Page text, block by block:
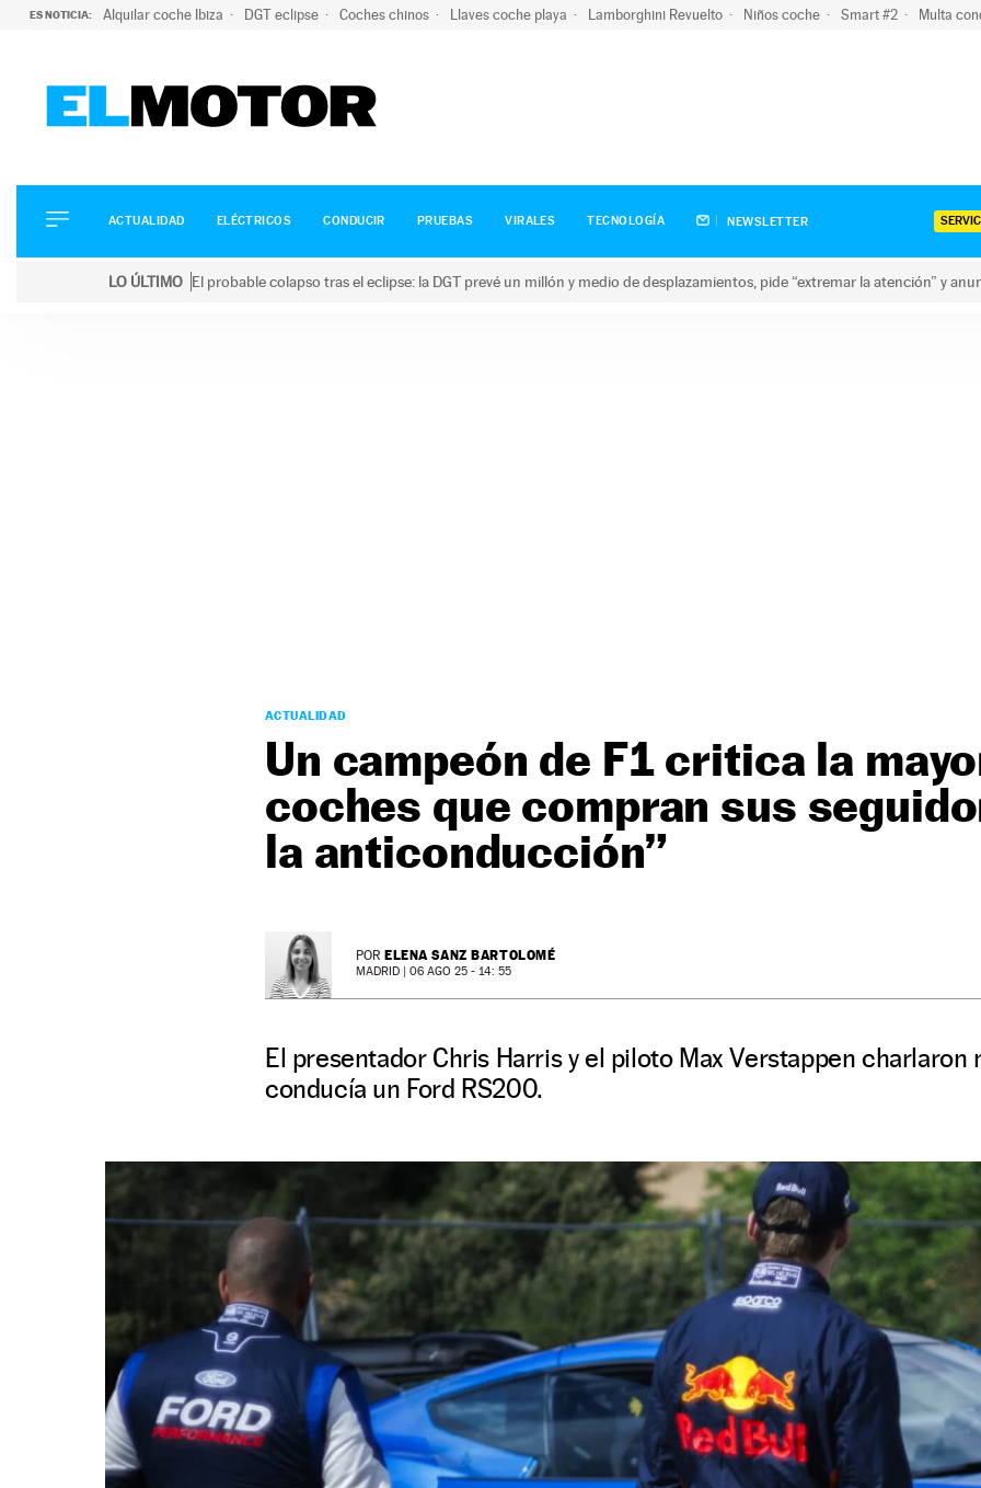
ES NOTICIA: Alquilar coche Ibiza DGT eclipse Coches chinos Llaves coche playa Lamborghini Revuelto Niños coche Smart #2 Multa
ELÉCTRICOS
CONDUCIR
ACTUALIDAD ELÉCTRICOS CONDUCIR PRUEBAS VIRALES TECNOLOGÍA NEWSLETTER
LO ÚLTIMO El probable colapso tras el eclipse: la DGT prevé un millón y medio de desplazamientos, pide “extremar la atención” y
ACTUALIDAD
Un campeón de F1 critica la
coches que compran sus
la anticonducción”
POR ELENA SANZ BARTOLOMÉ
MADRID | 06 AGO 25 - 14: 55
El presentador Chris Harris y el piloto Max Verstappen
conducía un Ford RS200.